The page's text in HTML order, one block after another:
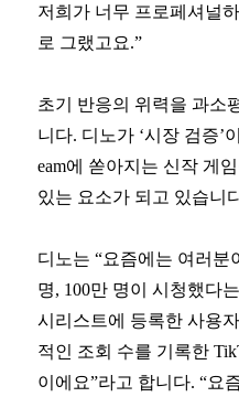
저희가 너무 프로페셔널
로 그랬고요.”
초기 반응의 위력을 과소
니다. 디노가 ‘시장 검증’
eam에 쏟아지는 신작 게
있는 요소가 되고 있습니
디노는 “요즘에는 여러분
명, 100만 명이 시청했다
시리스트에 등록한 사용
적인 조회 수를 기록한
이에요”라고 합니다. “요